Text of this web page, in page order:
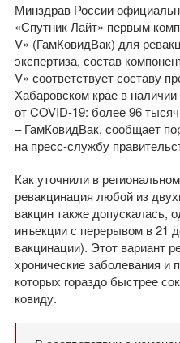
Минздрав России
«Спутник Лайт» первым
V» (ГамКовидВак) для
экспертиза, состав
V» соответствует составу
Хабаровском крае в
от COVID-19: более 96
– ГамКовидВак, сообщает
на пресс-службу
Как уточнили в
ревакцинация любой из
вакцин также допускалась,
инъекции с перерывом в 21
вакцинации). Этот вариант
хронические заболевания
которых гораздо быстрее
ковиду.